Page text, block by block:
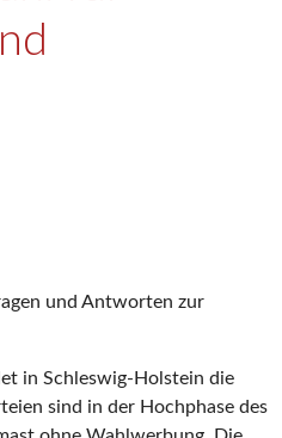
und Antworten zur
in Schleswig-Holstein die
sind in der Hochphase des